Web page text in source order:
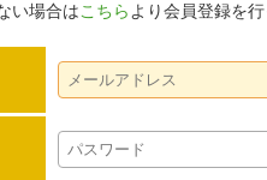
い場合はこちら より会員登録を